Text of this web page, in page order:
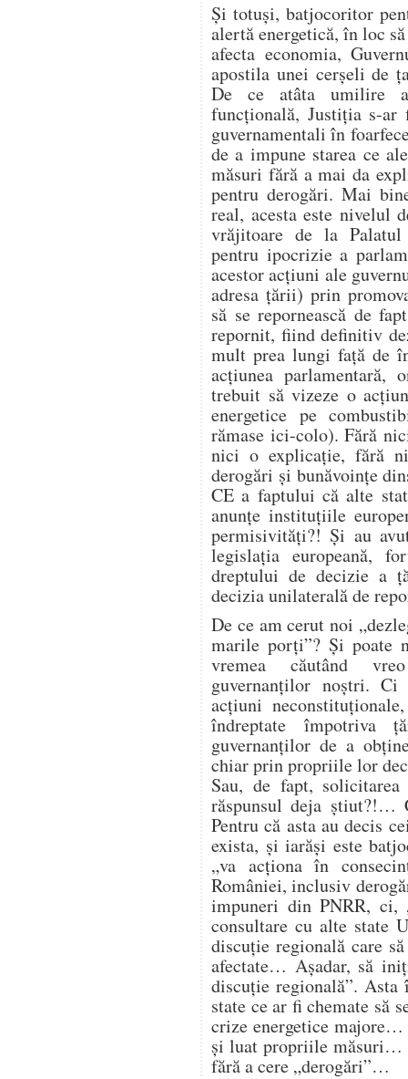
Și totuși, batjocoritor
alertă energetică, în loc
afecta economia,
apostila unei cerșeli de
De ce atâta umilire
funcțională, Justiția s-
guvernamentali în
de a impune starea ce
măsuri fără a mai da
pentru derogări. Mai
real, acesta este nivelul
vrăjitoare de la
pentru ipocrizie a
acestor acțiuni ale
adresa țării) prin
să se repornească de
repornit, fiind definitiv
mult prea lungi față de
acțiunea
trebuit să vizeze o
energetice pe
rămase ici-colo). Fără
nici o explicație, fără
derogări și bunăvoințe
CE a faptului că alte
anunțe instituțiile
permisivități?! Și au
legislația europeană,
dreptului de decizie a
decizia unilaterală de
De ce am cerut noi
marile porți”? Și poate
vremea căutând
guvernanților noștri.
acțiuni
îndreptate împotriva
guvernanților de a
chiar prin propriile lor
Sau, de fapt,
răspunsul deja știut?!…
Pentru că asta au decis
exista, și iarăși este
„va acționa în
României, inclusiv
impuneri din PNRR, ci,
consultare cu alte state
discuție regională care
afectate… Așadar, să
discuție regională”.
state ce ar fi chemate să
crize energetice
și luat propriile măsuri…
fără a cere „derogări”…